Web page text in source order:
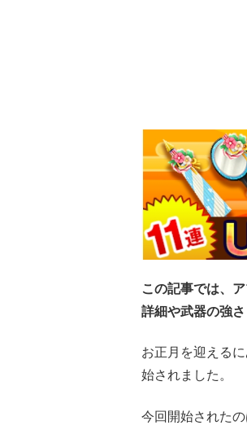
この記事では、
詳細や武器の強
お正月を迎える
始されました。
今回開始された